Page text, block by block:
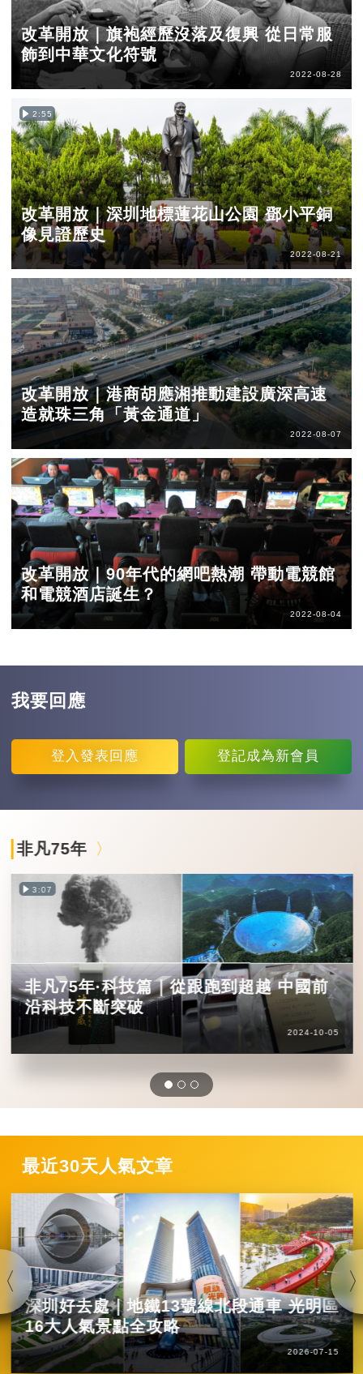
改革開放｜旗袍經歷沒落及復興 從日常服
飾到中華文化符號
2022-08-28
2:55
改革開放｜深圳地標蓮花山公園 鄧小平銅
像見證歷史
2022-08-21
改革開放｜港商胡應湘推動建設廣深高速
造就珠三角「黃金通道」
2022-08-07
改革開放｜90年代的網吧熱潮 帶動電競館
和電競酒店誕生？
2022-08-04
我要回應
登入 發表回應 登記成為新會員
非凡75年
3:07
非凡75年·科技篇｜從跟跑到超越 中國前
沿科技不斷突破
2024-10-05
最近30天人氣文章
深圳好去處｜地鐵13號線北段通車 光明區
16大人氣景點全攻略
2026-07-15